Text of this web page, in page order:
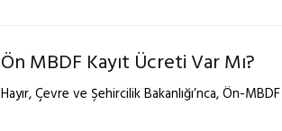
Ön MBDF Kayıt Ücreti Var Mı?
Hayır, Çevre ve Şehircilik Bakanlığı’nca, Ön-